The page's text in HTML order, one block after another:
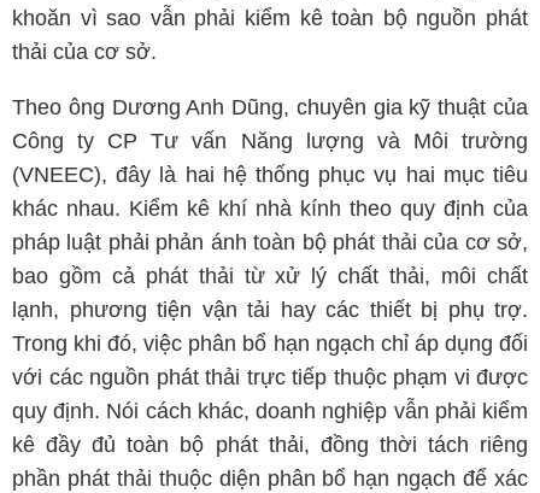
khoăn vì sao vẫn phải kiểm kê toàn bộ nguồn phát
thải của cơ sở.
Theo ông Dương Anh Dũng, chuyên gia kỹ thuật của
Công ty CP Tư vấn Năng lượng và Môi trường
(VNEEC), đây là hai hệ thống phục vụ hai mục tiêu
khác nhau. Kiểm kê khí nhà kính theo quy định của
pháp luật phải phản ánh toàn bộ phát thải của cơ sở,
bao gồm cả phát thải từ xử lý chất thải, môi chất
lạnh, phương tiện vận tải hay các thiết bị phụ trợ.
Trong khi đó, việc phân bổ hạn ngạch chỉ áp dụng đối
với các nguồn phát thải trực tiếp thuộc phạm vi được
quy định. Nói cách khác, doanh nghiệp vẫn phải kiểm
kê đầy đủ toàn bộ phát thải, đồng thời tách riêng
phần phát thải thuộc diện phân bổ hạn ngạch để xác